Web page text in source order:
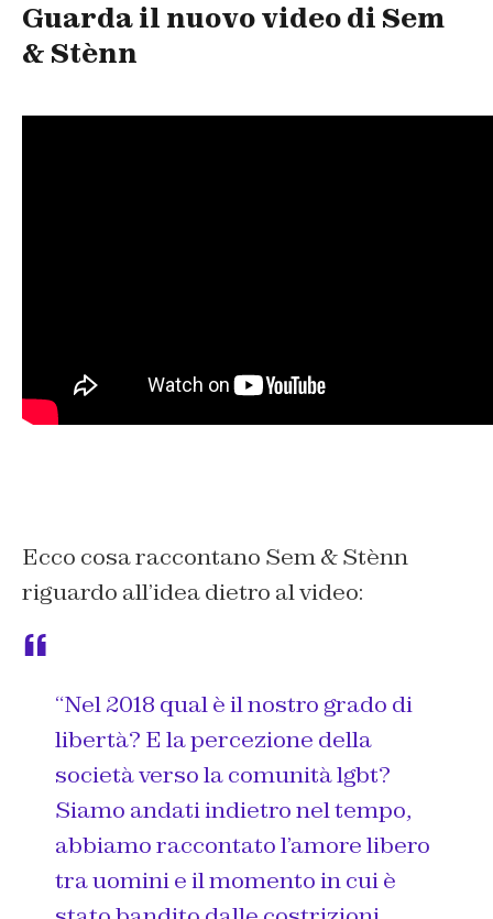
Guarda il nuovo video di Sem
& Stènn
Ecco cosa raccontano Sem & Stènn
riguardo all’idea dietro al video:
“Nel 2018 qual è il nostro grado di
libertà? E la percezione della
società verso la comunità lgbt?
Siamo andati indietro nel tempo,
abbiamo raccontato l’amore libero
tra uomini e il momento in cui è